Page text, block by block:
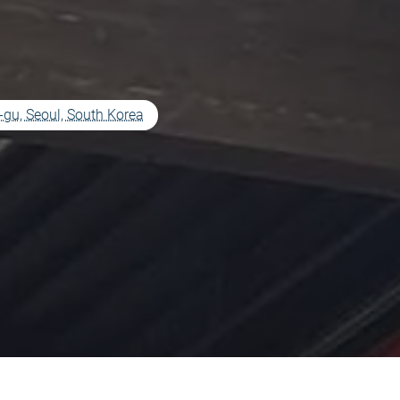
Seoul, South Korea